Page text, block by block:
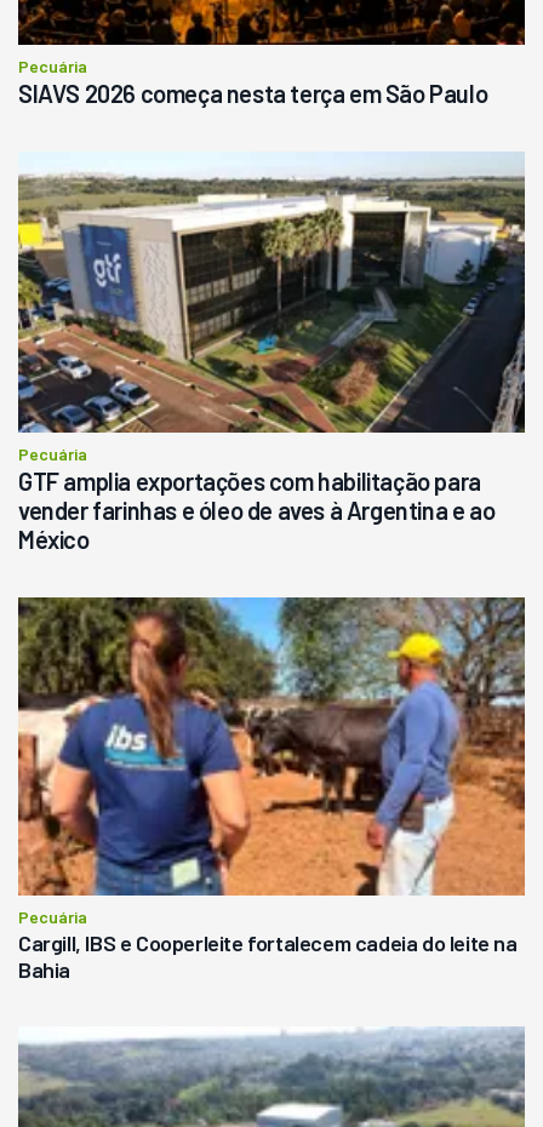
Pecuária
SIAVS 2026 começa nesta terça em São Paulo
Pecuária
GTF amplia exportações com habilitação para
vender farinhas e óleo de aves à Argentina e ao
México
Pecuária
Cargill, IBS e Cooperleite fortalecem cadeia do leite na
Bahia